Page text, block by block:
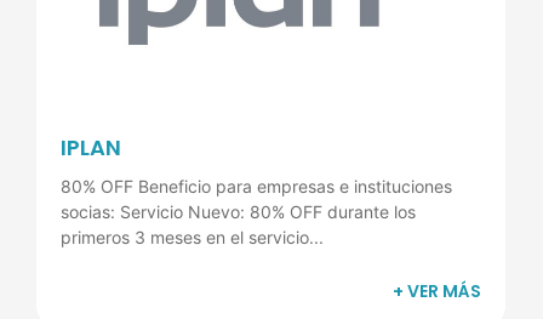
IPLAN
80% OFF Beneficio para empresas e instituciones
socias: Servicio Nuevo: 80% OFF durante los
primeros 3 meses en el servicio...
+ VER MÁS